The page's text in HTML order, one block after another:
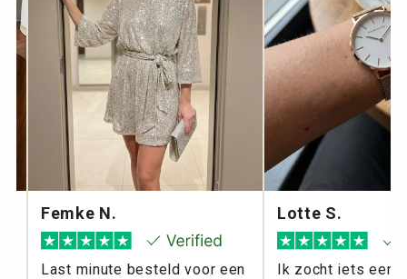
Femke N.
Last minute besteld voor een
Lotte S.
Ik zocht iets